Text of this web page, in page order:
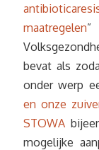
maatregelen
bevat als
onder werp
en onze
STOWA
mogelijke